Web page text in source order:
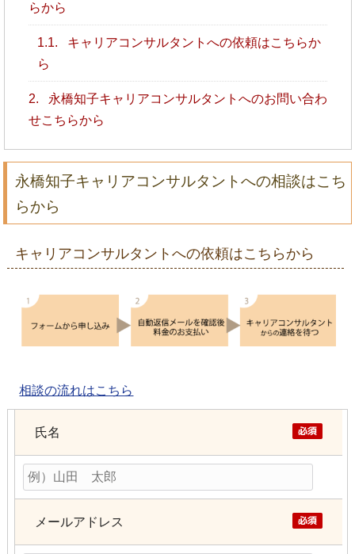
らから
1.1.
キャリアコンサルタントへの依頼はこちらか
ら
2.
永橋知子キャリアコンサルタントへのお問い合わ
せこちらから
永橋知子キャリアコンサルタントへの相談はこち
らから
キャリアコンサルタントへの依頼はこちらから
相談の流れはこちら
氏名
メールアドレス